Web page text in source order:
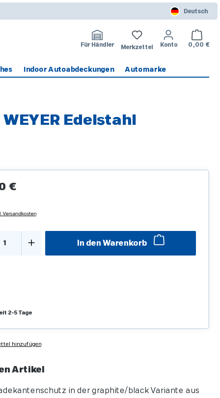
Deutsch
Für Händler Merkzettel Konto 0,00 €
Indoor Autoabdeckungen Automarke
Edelstahl
€
Versandkosten
Anzahl: Gib den gewünschten Wert
In den Warenkorb
2-5 Tage
hinzufügen
Artikel
in der graphite/black Variante aus